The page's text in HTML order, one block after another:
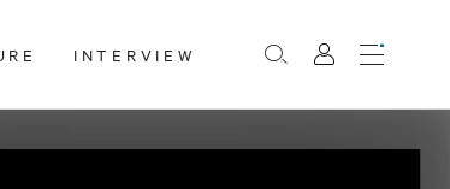
INTERVIEW Rechercher
Mon
compte
Menu